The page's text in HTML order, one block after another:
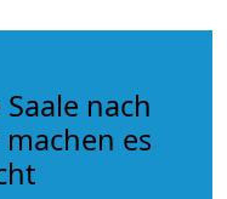
nach
es